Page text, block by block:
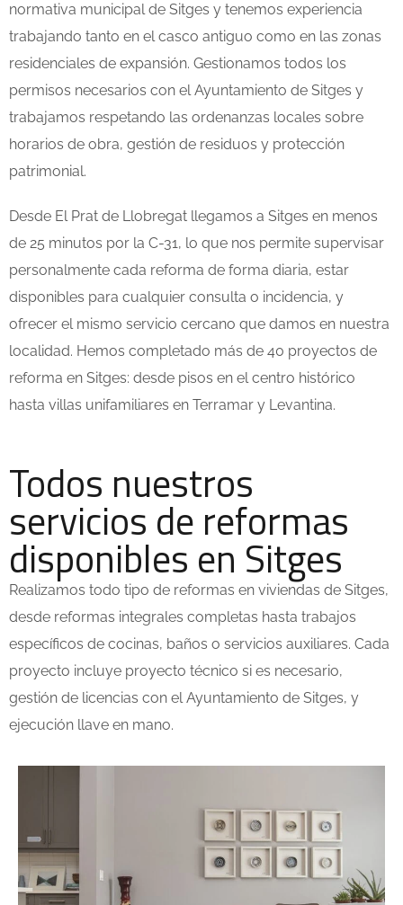
normativa municipal de Sitges y tenemos experiencia
trabajando tanto en el casco antiguo como en las zonas
residenciales de expansión. Gestionamos todos los
permisos necesarios con el Ayuntamiento de Sitges y
trabajamos respetando las ordenanzas locales sobre
horarios de obra, gestión de residuos y protección
patrimonial.
Desde El Prat de Llobregat llegamos a Sitges en menos
de 25 minutos por la C-31, lo que nos permite supervisar
personalmente cada reforma de forma diaria, estar
disponibles para cualquier consulta o incidencia, y
ofrecer el mismo servicio cercano que damos en nuestra
localidad. Hemos completado más de 40 proyectos de
reforma en Sitges: desde pisos en el centro histórico
hasta villas unifamiliares en Terramar y Levantina.
Todos nuestros
servicios de reformas
disponibles en Sitges
Realizamos todo tipo de reformas en viviendas de Sitges,
desde reformas integrales completas hasta trabajos
específicos de cocinas, baños o servicios auxiliares. Cada
proyecto incluye proyecto técnico si es necesario,
gestión de licencias con el Ayuntamiento de Sitges, y
ejecución llave en mano.